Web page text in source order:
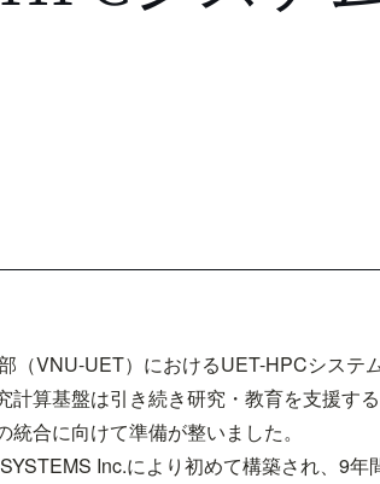
（VNU-UET）におけるUET-HPCシステ
算基盤は引き続き研究・教育を支援す
合に向けて準備が整いました。
Inc.により初めて構築され、9年